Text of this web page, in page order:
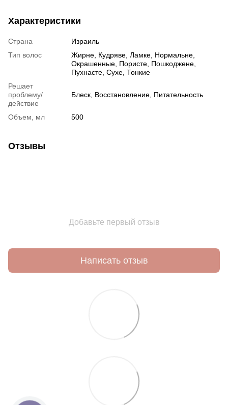
Характеристики
Страна
Израиль
Тип волос
Жирне Кудряве Ламке Нормальне
Окрашенные Пористе Пошкоджене
Пухнасте Сухе Тонкие
Решает
проблему/
действие
Блеск Восстановление Питательность
Объем, мл 500
Отзывы
Добавьте первый отзыв
Написать отзыв